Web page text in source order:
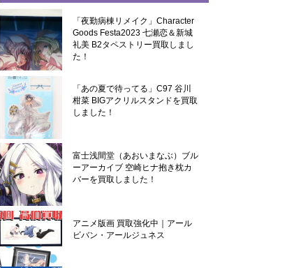
「夜勤病棟リメイク」Character
Goods Festa2023 七瀬恋＆新城
礼美 B2タペストリー買取しまし
た！
「あの夏で待ってる」C97 谷川
柑菜 BIGアクリルスタンドを買取
しました！
富士浅間堂（あおいまなぶ）ブル
ーアーカイブ 空崎ヒナ抱き枕カ
バーを買取しました！
アニメ版画 買取強化中｜アール
ビバン・アールジュネス